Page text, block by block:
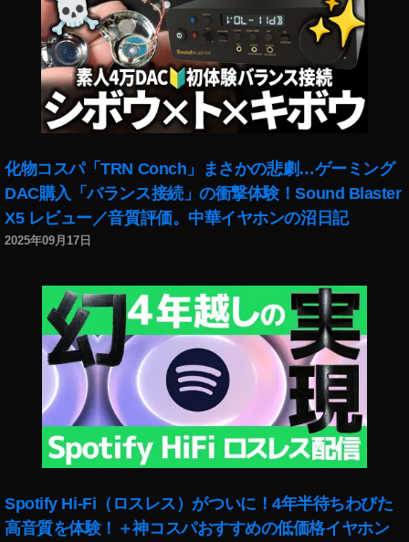
化物コスパ「TRN Conch」まさかの悲劇…ゲーミング
DAC購入「バランス接続」の衝撃体験！Sound Blaster
X5 レビュー／音質評価。中華イヤホンの沼日記
2025年09月17日
Spotify Hi-Fi（ロスレス）がついに！4年半待ちわびた
高音質を体験！＋神コスパおすすめの低価格イヤホン